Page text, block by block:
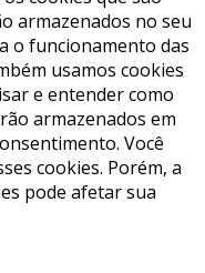
armazenados no seu
o funcionamento das
usamos cookies
e entender como
armazenados em
Você
cookies. Porém, a
pode afetar sua